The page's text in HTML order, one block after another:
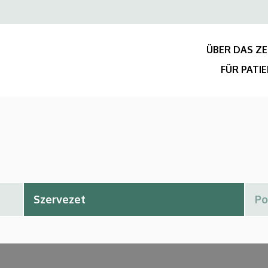
Felső
ÜBER DAS
FÜR